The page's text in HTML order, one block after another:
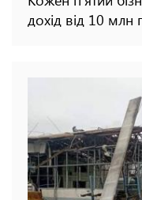
дохід від 10 млн